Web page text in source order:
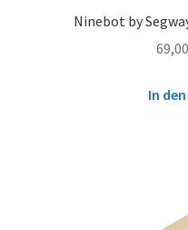
Ninebot by
69,00
In